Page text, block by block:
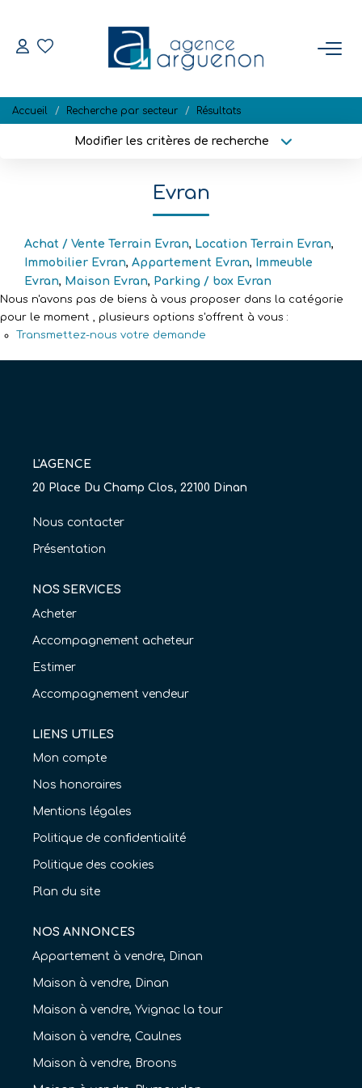
Nos Biens Disponibles
Estimation
Biens Vendus
NOTRE RÉGION
Accueil Recherche par secteur Résultats
Modifier les critères de recherche
Plus de critères Créer une alerte
Evran
Achat / Vente Terrain Evran, Location Terrain Evran,
Immobilier Evran, Appartement Evran, Immeuble
Evran, Maison Evran, Parking / box Evran
Nous n'avons pas de biens à vous proposer dans la catégorie
pour le moment , plusieurs options s'offrent à vous :
Transmettez-nous votre demande
L'AGENCE
20 Place Du Champ Clos, 22100 Dinan
Nous contacter
Présentation
NOS SERVICES
Acheter
Accompagnement acheteur
Estimer
Accompagnement vendeur
LIENS UTILES
Mon compte
Nos honoraires
Mentions légales
Politique de confidentialité
Politique des cookies
Plan du site
NOS ANNONCES
Appartement à vendre, Dinan
Maison à vendre, Dinan
Maison à vendre, Yvignac la tour
Maison à vendre, Caulnes
Maison à vendre, Broons